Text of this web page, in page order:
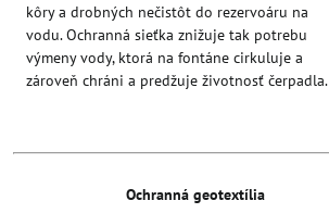
kôry a drobných nečistôt do rezervoáru na
vodu. Ochranná sieťka znižuje tak potrebu
výmeny vody, ktorá na fontáne cirkuluje a
zároveň chráni a predžuje životnosť čerpadla.
Ochranná geotextília